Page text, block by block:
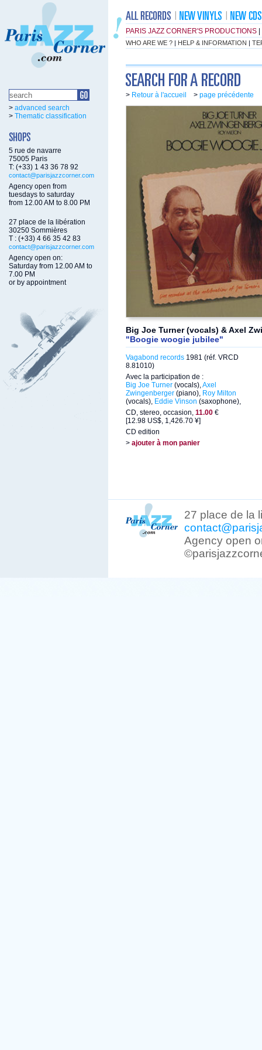
PARIS JAZZ CORNER'S PRODUCTIONS
WHO ARE WE ? | HELP & INFORMATION |
> advanced search
> Thematic classification
5 rue de navarre
75005 Paris
T: (+33) 1 43 36 78 92
contact@parisjazzcorner.com
Agency open from
tuesdays to saturday
from 12.00 AM to 8.00 PM
27 place de la libération
30250 Sommières
T : (+33) 4 66 35 42 83
contact@parisjazzcorner.com
Agency open on:
Saturday from 12.00 AM to
7.00 PM
or by appointment
> Retour à l'accueil > page précédente
Big Joe Turner (vocals) & Axel
"Boogie woogie jubilee"
Vagabond records 1981 (réf. VRCD
8.81010)
Avec la participation de :
Big Joe Turner (vocals),Axel
Zwingenberger (piano), Roy Milton
(vocals), Eddie Vinson (saxophone),
CD, stereo, occasion, 11.00 €
[12.98 US$, 1,426.70 ¥]
CD edition
> ajouter à mon panier
27 place de la
Agency open